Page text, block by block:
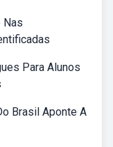
Nas
Para Alunos
Brasil Aponte A